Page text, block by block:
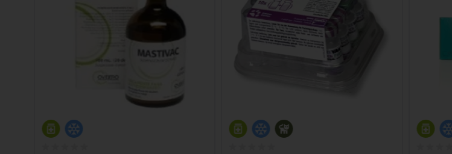
Añadir al carrito